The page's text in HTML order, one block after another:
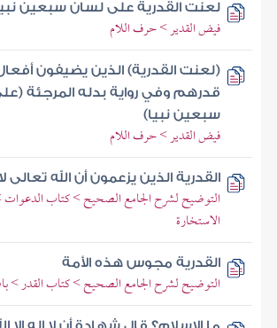
لعنت القدرية على لسان سبعين
فيض القدير > حرف اللام
(لعنت القدرية) الذين يضيفون
قدرهم وفي رواية بدله المرجئة
سبعين نبيا)
فيض القدير > حرف اللام
القدرية الذين يزعمون أن الله تعالى
التوضيح لشرح الجامع الصحيح > كتاب الدعوات
الاستخارة
القدرية مجوس هذه الأمة
التوضيح لشرح الجامع الصحيح > كتاب القدر >